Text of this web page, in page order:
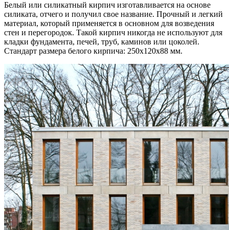
Белый или силикатный кирпич изготавливается на основе
силиката, отчего и получил свое название. Прочный и легкий
материал, который применяется в основном для возведения
стен и перегородок. Такой кирпич никогда не используют для
кладки фундамента, печей, труб, каминов или цоколей.
Стандарт размера белого кирпича: 250х120х88 мм.